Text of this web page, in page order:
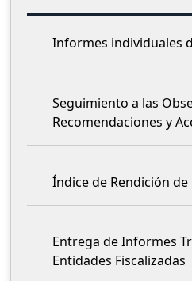
Informes individuales
Seguimiento a las
Recomendaciones y
Índice de Rendición de
Entrega de Informes
Entidades Fiscalizadas